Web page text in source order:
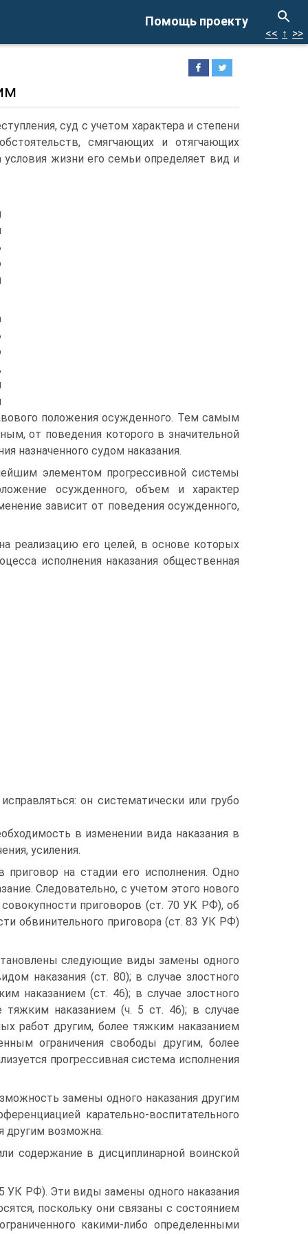
Помощь проекту
<< ↑ >>
суд с учетом характера и степени
смягчающих и отягчающих
условия жизни его семьи определяет вид и
положения осужденного. Тем самым
от поведения которого в значительной
назначенного судом наказания.
элементом прогрессивной системы
осужденного, объем и характер
зависит от поведения осужденного,
реализацию его целей, в основе которых
исполнения наказания общественная
он систематически или грубо
в изменении вида наказания в
усиления.
на стадии его исполнения. Одно
Следовательно, с учетом этого нового
приговоров (ст. 70 УК РФ), об
обвинительного приговора (ст. 83 УК РФ)
следующие виды замены одного
наказания (ст. 80); в случае злостного
наказанием (ст. 46); в случае злостного
тяжким наказанием (ч. 5 ст. 46); в случае
работ другим, более тяжким наказанием
ограничения свободы другим, более
прогрессивная система исполнения
замены одного наказания другим
карательно-воспитательного
другим возможна:
содержание в дисциплинарной воинской
УК РФ). Эти виды замены одного наказания
поскольку они связаны с состоянием
какими-либо определенными